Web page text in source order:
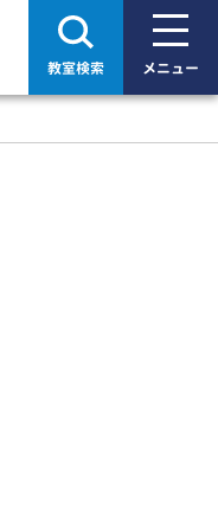
教室検索 メニュー